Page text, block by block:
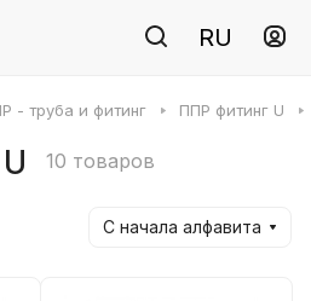
RU
- труба и фитинг ППР фитинг U
10 товаров
С начала алфавита